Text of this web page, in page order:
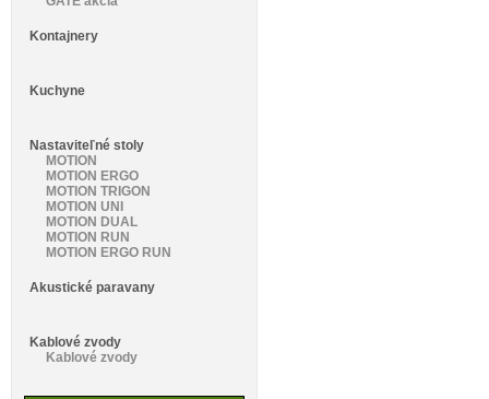
Kontajnery
Kuchyne
Nastaviteľné stoly
MOTION
MOTION ERGO
MOTION TRIGON
MOTION UNI
MOTION DUAL
MOTION RUN
MOTION ERGO RUN
Akustické paravany
Kablové zvody
Kablové zvody